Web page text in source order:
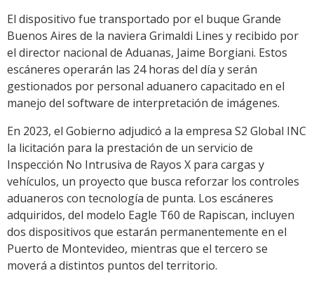
El dispositivo fue transportado por el buque Grande
Buenos Aires de la naviera Grimaldi Lines y recibido por
el director nacional de Aduanas, Jaime Borgiani. Estos
escáneres operarán las 24 horas del día y serán
gestionados por personal aduanero capacitado en el
manejo del software de interpretación de imágenes.
En 2023, el Gobierno adjudicó a la empresa S2 Global INC
la licitación para la prestación de un servicio de
Inspección No Intrusiva de Rayos X para cargas y
vehículos, un proyecto que busca reforzar los controles
aduaneros con tecnología de punta. Los escáneres
adquiridos, del modelo Eagle T60 de Rapiscan, incluyen
dos dispositivos que estarán permanentemente en el
Puerto de Montevideo, mientras que el tercero se
moverá a distintos puntos del territorio.